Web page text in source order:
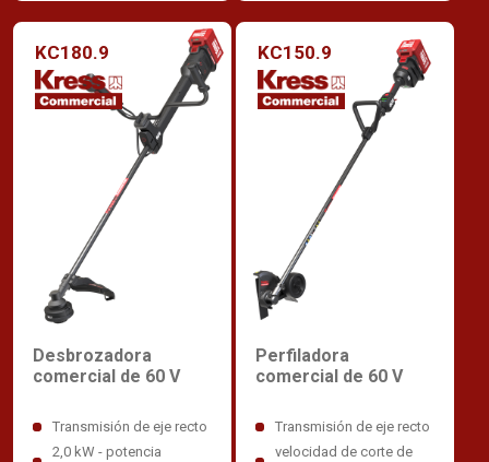
KC180.9
Desbrozadora
comercial de 60 V
Transmisión de eje recto
2,0 kW - potencia
KC150.9
Perfiladora
comercial de 60 V
Transmisión de eje recto
velocidad de corte de